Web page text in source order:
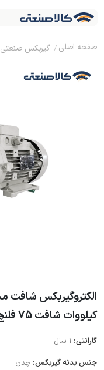
گیربکس صنعتی
کیلووات شافت 75 فلنچ دار
گارانتی: 1 سال
جنس بدنه گیربکس: چدن